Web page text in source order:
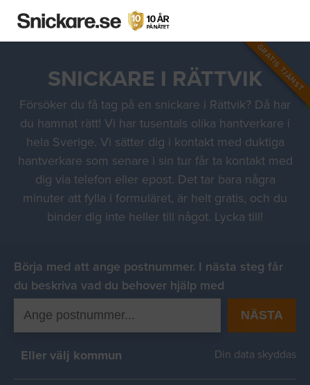
GRATIS TJÄNST
SNICKARE I RÄTTVIK
Försöker du få tag på en snickare i Rättvik? Då har
du hamnat rätt! Vi har tusentals olika hantverkare i
hela Sverige. Vi sätter dig i kontakt med duktiga
hantverkare som senare i sin tur får ta kontakt med
dig via telefon eller epost. Det tar bara några
minuter att fylla i formuläret, är helt gratis, och du
binder dig inte heller till något. Lycka till!
Börja med att ange postnummer. I nästa steg får
du beskriva vad du behover hjälp med
NÄSTA
Eller välj kommun Din data skyddas